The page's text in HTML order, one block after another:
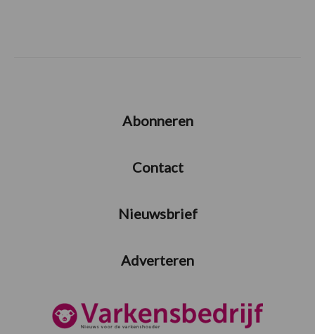
Abonneren
Contact
Nieuwsbrief
Adverteren